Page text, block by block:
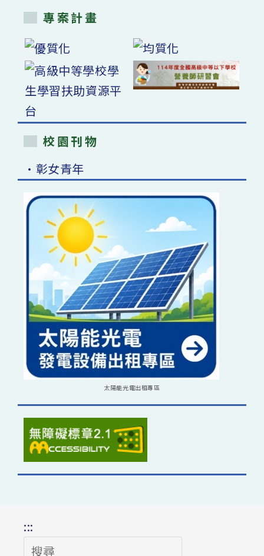
專案計畫
校園刊物
•彰女青年
太陽能光電出租專區
:::
搜